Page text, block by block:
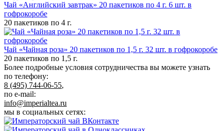
Чай «Английский завтрак» 20 пакетиков по 4 г. 6 шт. в
гофрокоробе
20 пакетиков по 4 г.
Чай «Чайная роза» 20 пакетиков по 1,5 г. 32 шт. в гофрокоробе
20 пакетиков по 1,5 г.
Более подробные условия сотрудничества вы можете узнать
по телефону:
8 (495) 744-06-55,
по e-mail:
info@imperialtea.ru
мы в социальных сетях: